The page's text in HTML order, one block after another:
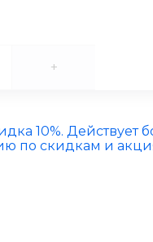
+
10%. Действует
по скидкам и